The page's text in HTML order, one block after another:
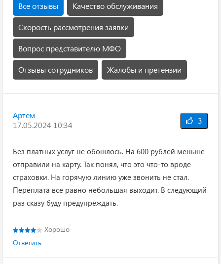
Все отзывы Качество обслуживания
Скорость рассмотрения заявки
Вопрос представителю МФО
Отзывы сотрудников Жалобы и претензии
Артем
17.05.2024 10:34
3
Без платных услуг не обошлось. На 600 рублей меньше
отправили на карту. Так понял, что это что-то вроде
страховки. На горячую линию уже звонить не стал.
Переплата все равно небольшая выходит. В следующий
раз сказу буду предупреждать.
Хорошо
Ответить